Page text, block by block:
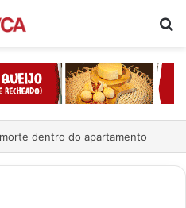
dentro do apartamento